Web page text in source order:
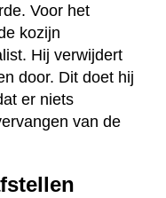
Voor het
kozijn
Hij verwijdert
door. Dit doet hij
er niets
van de